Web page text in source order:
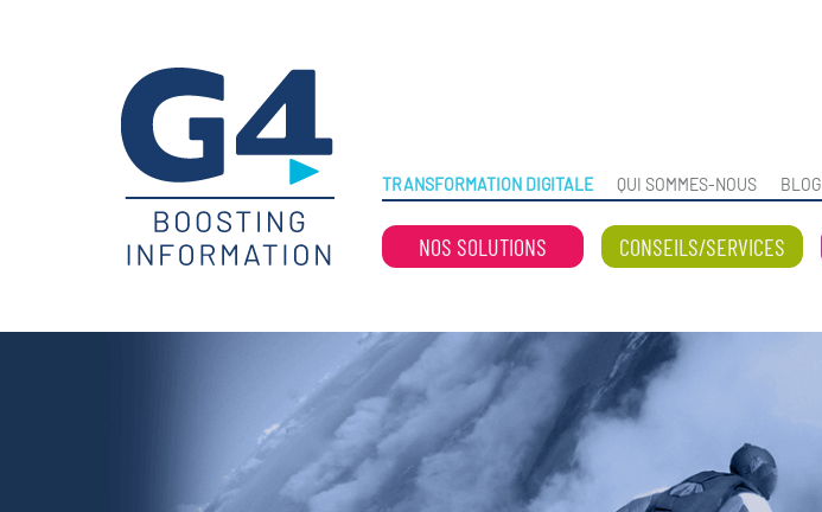
TRANSFORMATION DIGITALE QUI SOMMES-NOUS BLOG
NOS SOLUTIONS CONSEILS/SERVICES